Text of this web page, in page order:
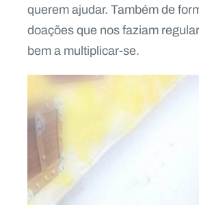
querem ajudar. Também de
doações que nos faziam
bem a multiplicar-se.